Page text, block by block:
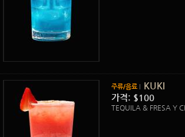
주류/음료 KUKI
가격: $100
TEQUILA & FRESA Y